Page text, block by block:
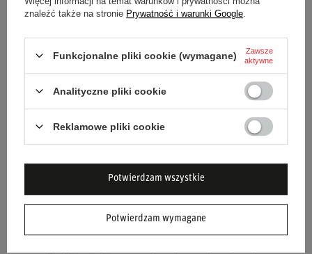
Płeć Unisex
Głębokość 40 cm
POTRZEBUJESZ POMOCY? MASZ
PYTANIA?
znaleźć także na stronie Prywatność i warunki Google
Funkcjonalne pliki cookie (wymagane)
Zawsze
aktywne
Analityczne pliki cookie
Reklamowe pliki cookie
Potwierdzam wymagane
Potwierdzam wszystkie